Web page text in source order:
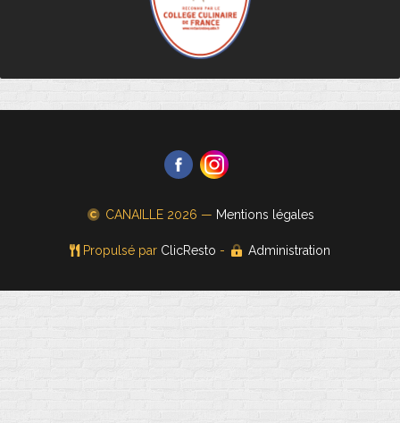
CANAILLE2026 — Mentions légales
Propulsé par ClicResto - Administration